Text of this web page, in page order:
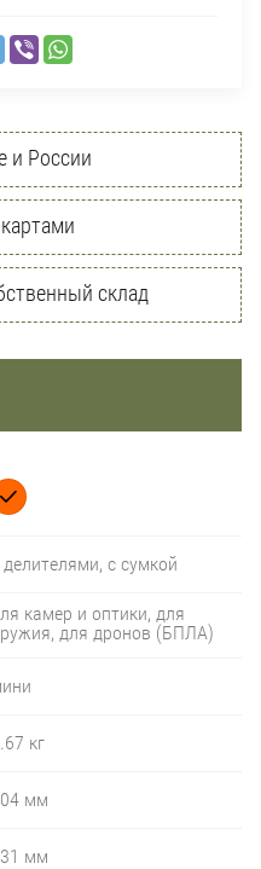
и России
склад
делителями, с сумкой
камер и оптики, для
для дронов (БПЛА)
кг
мм
мм